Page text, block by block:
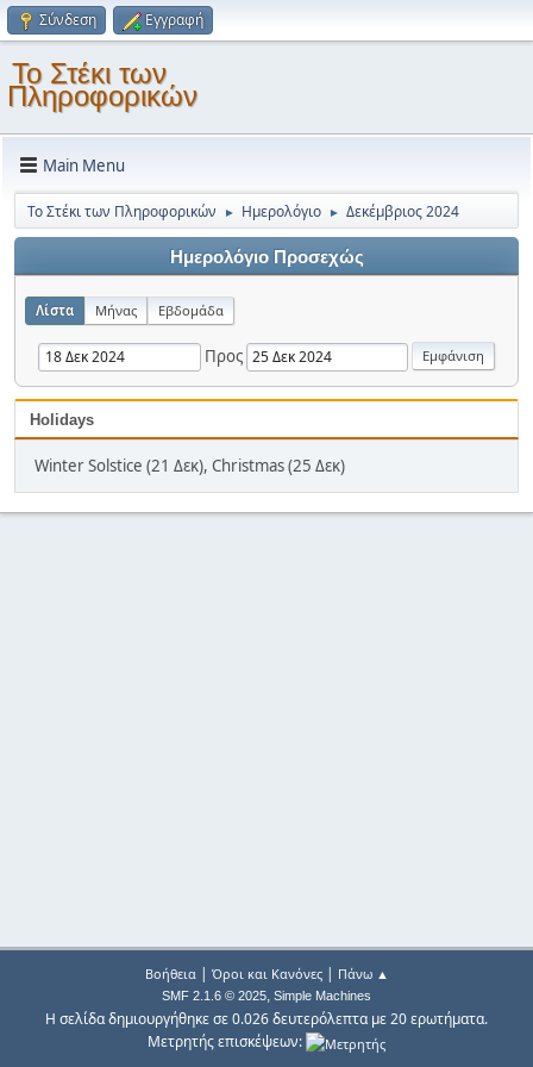
Σύνδεση Εγγραφή
Το Στέκι των
Πληροφορικών
Main Menu
Το Στέκι των Πληροφορικών ► Ημερολόγιο ► Δεκέμβριος 2024
Ημερολόγιο Προσεχώς
Λίστα Μήνας Εβδομάδα
Προς
Holidays
Winter Solstice (21 Δεκ), Christmas (25 Δεκ)
Βοήθεια| Όροι και Κανόνες| Πάνω ▲
SMF 2.1.6 © 2025, Simple Machines
Η σελίδα δημιουργήθηκε σε 0.026 δευτερόλεπτα με 20 ερωτήματα.
Μετρητής επισκέψεων: